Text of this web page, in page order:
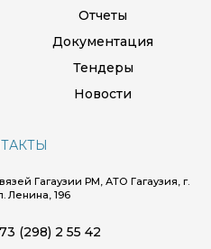
Отчеты
Документация
Тендеры
Новости
Гагаузии РМ, АТО Гагаузия, г.
Ленина, 196
(298) 2 55 42